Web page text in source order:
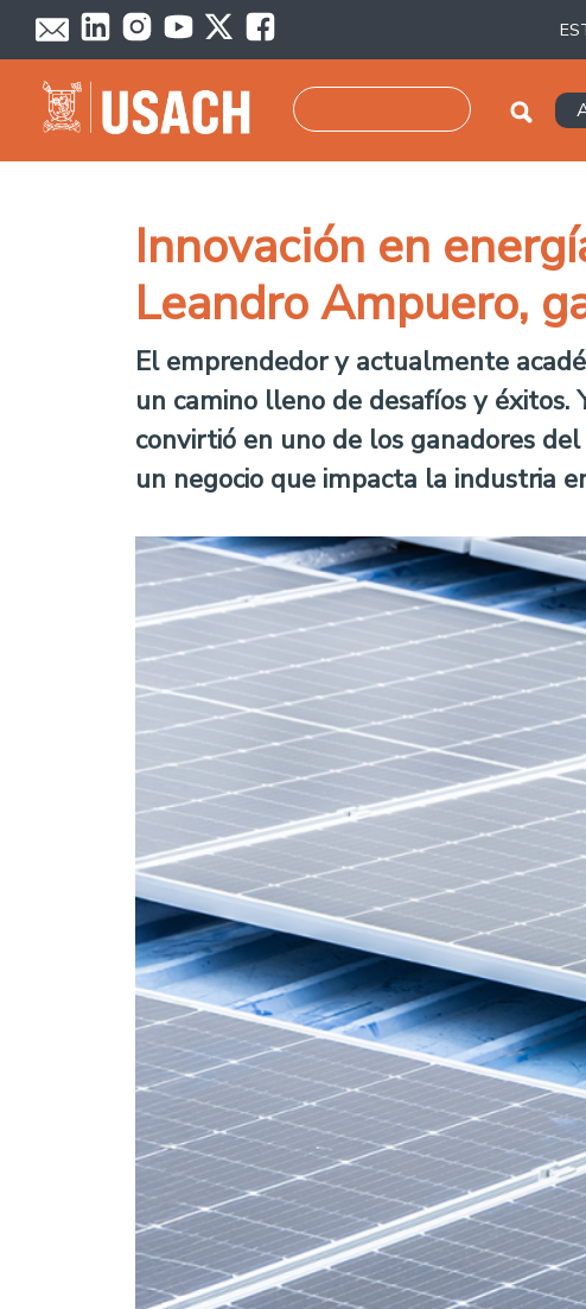
Pasar al contenido principal
Innovación en
Leandro Ampuero,
El emprendedor y actualmente
un camino lleno de desafíos y
convirtió en uno de los ganadores
un negocio que impacta la industria